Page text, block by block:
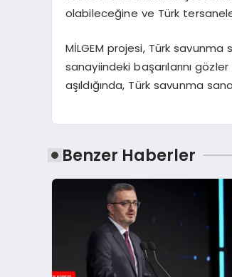
olabileceğine ve Türk
MİLGEM projesi, Türk savunma
sanayiindeki başarılarını
aşıldığında, Türk savunma
Benzer Haberler